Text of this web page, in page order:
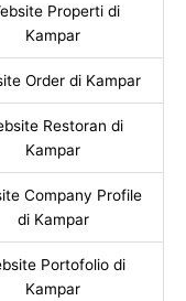
Properti di
Kampar
Order di Kampar
Restoran di
Kampar
Company Profile
di Kampar
Portofolio di
Kampar